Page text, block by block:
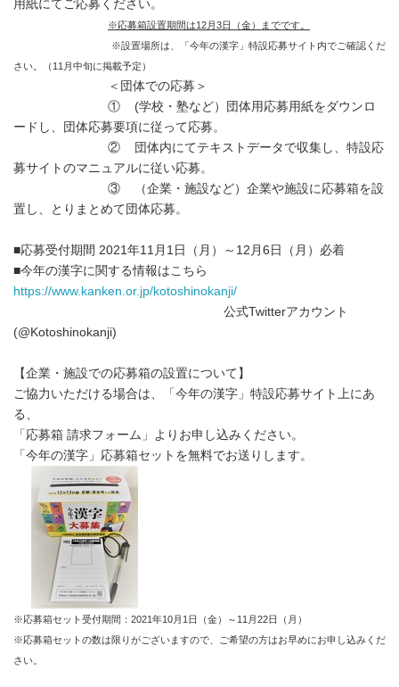
用紙にてご応募ください。
※応募箱設置期間は12月3日（金）までです。
※設置場所は、「今年の漢字」特設応募サイト内でご確認くだ
さい。（11月中旬に掲載予定）
＜団体での応募＞
① (学校・塾など）団体用応募用紙をダウンロ
ードし、団体応募要項に従って応募。
② 団体内にてテキストデータで収集し、特設応
募サイトのマニュアルに従い応募。
③ （企業・施設など）企業や施設に応募箱を設
置し、とりまとめて団体応募。
■応募受付期間 2021年11月1日（月）～12月6日（月）必着
■今年の漢字に関する情報はこちら
https://www.kanken.or.jp/kotoshinokanji/
公式Twitterアカウント
(@Kotoshinokanji)
【企業・施設での応募箱の設置について】
ご協力いただける場合は、「今年の漢字」特設応募サイト上にあ
る、
「応募箱 請求フォーム」よりお申し込みください。
「今年の漢字」応募箱セットを無料でお送りします。
※応募箱セット受付期間：2021年10月1日（金）～11月22日（月）
※応募箱セットの数は限りがございますので、ご希望の方はお早めにお申し込みくだ
さい。